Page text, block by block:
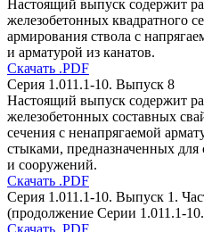
Настоящий выпуск содержит
железобетонных квадратного
армирования ствола с
и арматурой из канатов.
Скачать .PDF
Серия 1.011.1-10. Выпуск 8
Настоящий выпуск содержит
железобетонных составных
сечения с ненапрягаемой
стыками, предназначенных
и сооружений.
Скачать .PDF
Серия 1.011.1-10. Выпуск 1.
(продолжение Серии 1.011.1-